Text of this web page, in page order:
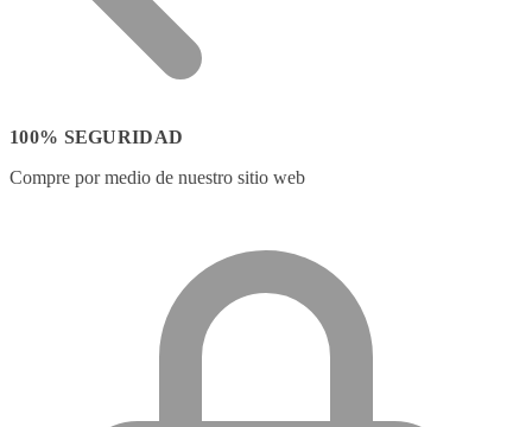
100% SEGURIDAD
Compre por medio de nuestro sitio web